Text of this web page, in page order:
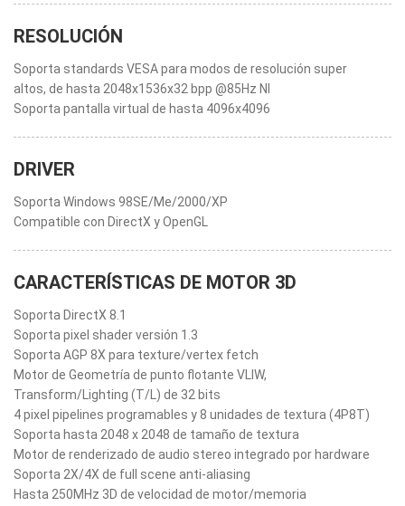
RESOLUCIÓN
Soporta standards VESA para modos de resolución super
altos, de hasta 2048x1536x32 bpp @85Hz NI
Soporta pantalla virtual de hasta 4096x4096
DRIVER
Soporta Windows 98SE/Me/2000/XP
Compatible con DirectX y OpenGL
CARACTERÍSTICAS DE MOTOR 3D
Soporta DirectX 8.1
Soporta pixel shader versión 1.3
Soporta AGP 8X para texture/vertex fetch
Motor de Geometría de punto flotante VLIW,
Transform/Lighting (T/L) de 32 bits
4 pixel pipelines programables y 8 unidades de textura (4P8T)
Soporta hasta 2048 x 2048 de tamaño de textura
Motor de renderizado de audio stereo integrado por hardware
Soporta 2X/4X de full scene anti-aliasing
Hasta 250MHz 3D de velocidad de motor/memoria